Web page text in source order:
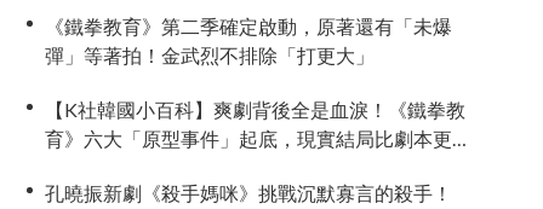
《鐵拳教育》第二季確定啟動，原著還有「未爆
彈」等著拍！金武烈不排除「打更大」
【K社韓國小百科】爽劇背後全是血淚！《鐵拳教
育》六大「原型事件」起底，現實結局比劇本更
孔曉振新劇《殺手媽咪》挑戰沉默寡言的殺手！